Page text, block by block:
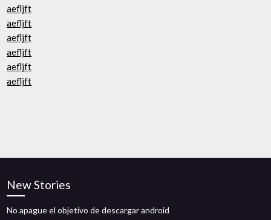
aefljft
aefljft
aefljft
aefljft
aefljft
aefljft
New Stories
No apague el objetivo de descargar android